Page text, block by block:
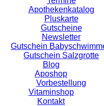
Apothekenkatalog
Pluskarte
Gutscheine
Newsletter
Gutschein
Gutschein Salzgrotte
Blog
Aposhop
Vorbestellung
Vitaminshop
Kontakt